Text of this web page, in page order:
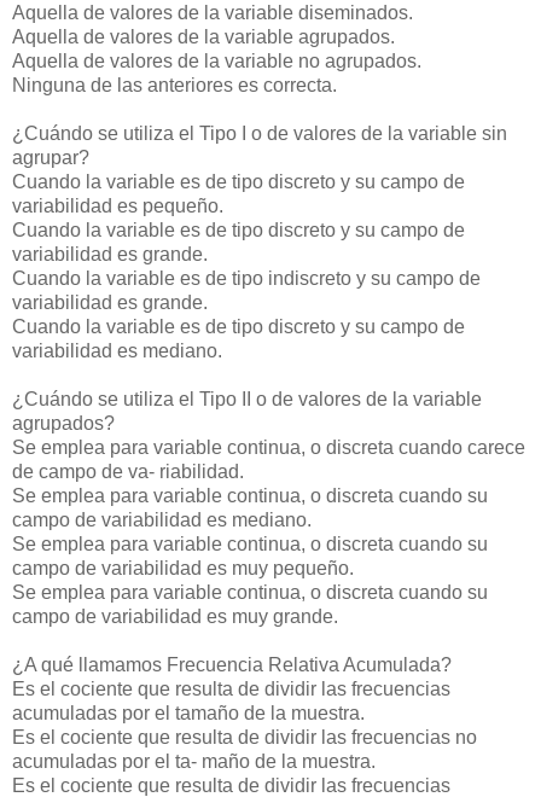
Aquella de valores de la variable diseminados.
Aquella de valores de la variable agrupados.
Aquella de valores de la variable no agrupados.
Ninguna de las anteriores es correcta.
¿Cuándo se utiliza el Tipo I o de valores de la variable sin
agrupar?
Cuando la variable es de tipo discreto y su campo de
variabilidad es pequeño.
Cuando la variable es de tipo discreto y su campo de
variabilidad es grande.
Cuando la variable es de tipo indiscreto y su campo de
variabilidad es grande.
Cuando la variable es de tipo discreto y su campo de
variabilidad es mediano.
¿Cuándo se utiliza el Tipo II o de valores de la variable
agrupados?
Se emplea para variable continua, o discreta cuando carece
de campo de va- riabilidad.
Se emplea para variable continua, o discreta cuando su
campo de variabilidad es mediano.
Se emplea para variable continua, o discreta cuando su
campo de variabilidad es muy pequeño.
Se emplea para variable continua, o discreta cuando su
campo de variabilidad es muy grande.
¿A qué llamamos Frecuencia Relativa Acumulada?
Es el cociente que resulta de dividir las frecuencias
acumuladas por el tamaño de la muestra.
Es el cociente que resulta de dividir las frecuencias no
acumuladas por el ta- maño de la muestra.
Es el cociente que resulta de dividir las frecuencias